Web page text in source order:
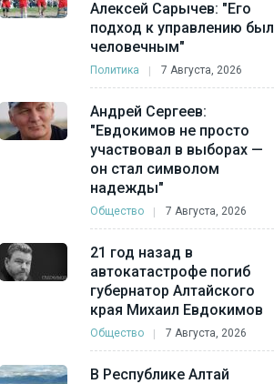
Алексей Сарычев: "Его
подход к управлению был
человечным"
Политика 7 Августа, 2026
Андрей Сергеев:
"Евдокимов не просто
участвовал в выборах —
он стал символом
надежды"
Общество 7 Августа, 2026
21 год назад в
автокатастрофе погиб
губернатор Алтайского
края Михаил Евдокимов
Общество 7 Августа, 2026
В Республике Алтай